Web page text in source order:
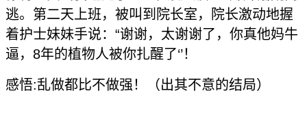
逃。第二天上班，被叫到院长室，院长激动地握
着护士妹妹手说：“谢谢，太谢谢了，你真他妈牛
逼，8年的植物人被你扎醒了‘’！
感悟:乱做都比不做强！（出其不意的结局）